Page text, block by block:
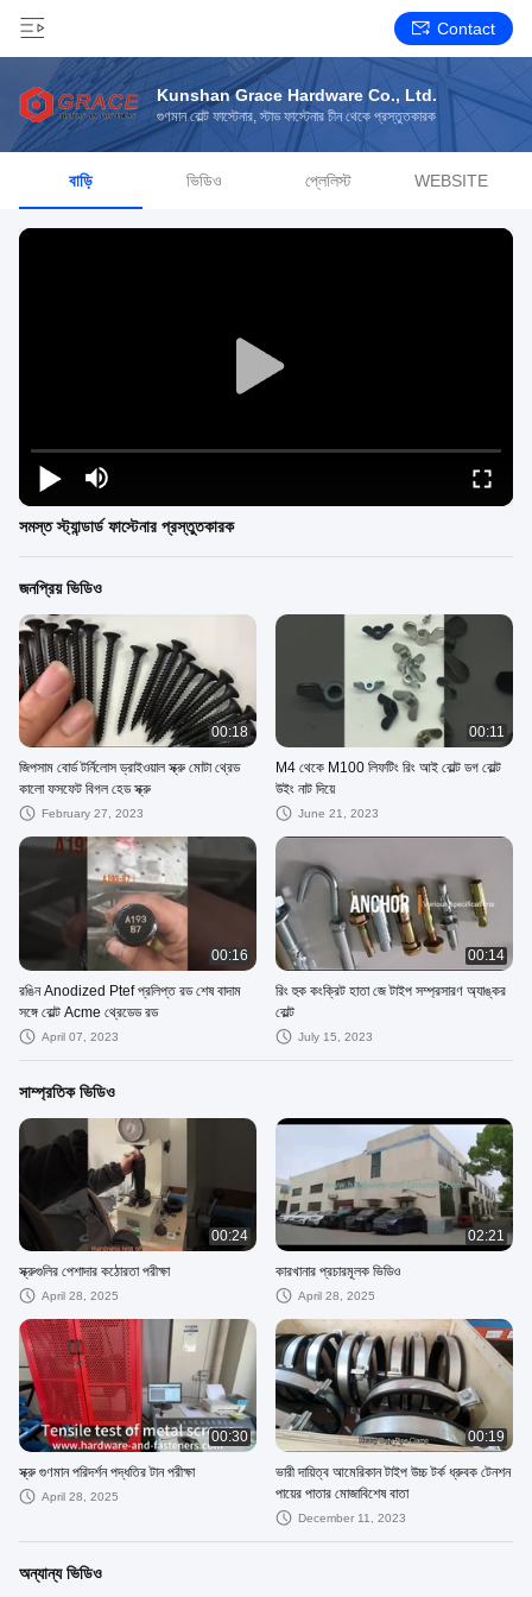
Contact
Kunshan Grace Hardware Co., Ltd.
গুণমান বোল্ট ফাস্টেনার, স্টাড ফাস্টেনার চীন থেকে প্রস্তুতকারক
বাড়ি ভিডিও প্লেলিস্ট WEBSITE
সমস্ত স্ট্যান্ডার্ড ফাস্টেনার প্রস্তুতকারক
জনপ্রিয় ভিডিও
00:18
জিপসাম বোর্ড টর্নিলোস ড্রাইওয়াল স্ক্রু মোটা থ্রেড
কালো ফসফেট বিগল হেড স্ক্রু
February 27, 2023
00:11
M4 থেকে M100 লিফটিং রিং আই বোল্ট ডগ বোল্ট
উইং নাট দিয়ে
June 21, 2023
00:16
রঙিন Anodized Ptef প্রলিপ্ত রড শেষ বাদাম
সঙ্গে বোল্ট Acme থ্রেডেড রড
April 07, 2023
00:14
রিং হুক কংক্রিট হাতা জে টাইপ সম্প্রসারণ অ্যাঙ্কর
বোল্ট
July 15, 2023
সাম্প্রতিক ভিডিও
00:24
স্ক্রুগুলির পেশাদার কঠোরতা পরীক্ষা
April 28, 2025
02:21
কারখানার প্রচারমূলক ভিডিও
April 28, 2025
00:30
স্ক্রু গুণমান পরিদর্শন পদ্ধতির টান পরীক্ষা
April 28, 2025
00:19
ভারী দায়িত্ব আমেরিকান টাইপ উচ্চ টর্ক ধ্রুবক টেনশন
পায়ের পাতার মোজাবিশেষ বাতা
December 11, 2023
অন্যান্য ভিডিও